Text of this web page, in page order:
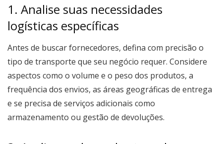
1. Analise suas necessidades
logísticas específicas
Antes de buscar fornecedores, defina com precisão o
tipo de transporte que seu negócio requer. Considere
aspectos como o volume e o peso dos produtos, a
frequência dos envios, as áreas geográficas de entrega
e se precisa de serviços adicionais como
armazenamento ou gestão de devoluções.